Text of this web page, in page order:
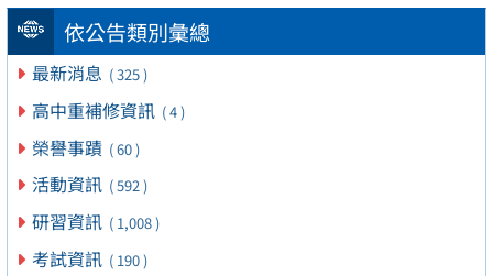
依公告類別彙總
最新消息 ( 325 )
高中重補修資訊 ( 4 )
榮譽事蹟 ( 60 )
活動資訊 ( 592 )
研習資訊 ( 1,008 )
考試資訊 ( 190 )